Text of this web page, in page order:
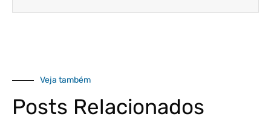
Veja também
Posts Relacionados